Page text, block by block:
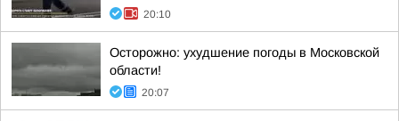
20:10
Осторожно: ухудшение погоды в Московской
области!
20:07